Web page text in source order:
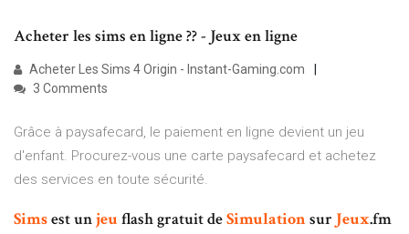
Acheter les sims en ligne ?? - Jeux en ligne
Acheter Les Sims 4 Origin - Instant-Gaming.com
3 Comments
Grâce à paysafecard, le paiement en ligne devient un jeu
d'enfant. Procurez-vous une carte paysafecard et achetez
des services en toute sécurité.
Simsest unjeu flash gratuit deSimulationsur Jeux.fm